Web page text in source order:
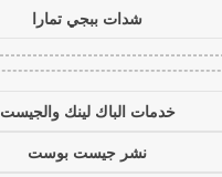
شدات ببجي تمارا
خدمات الباك لينك والجيست
نشر جيست بوست